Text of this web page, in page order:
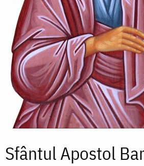
Sfântul Apostol